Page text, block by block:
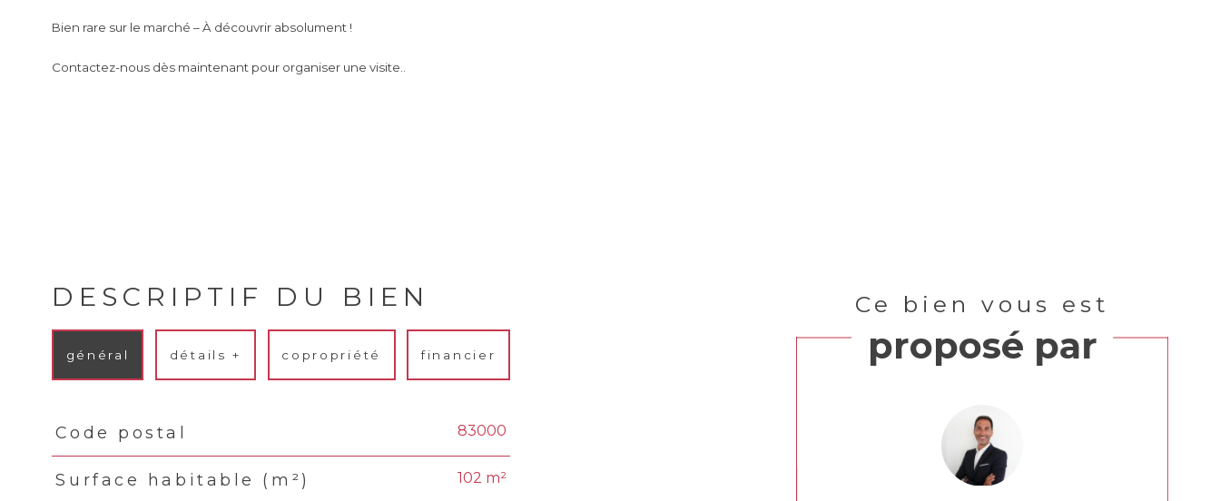
Bien rare sur le marché – À découvrir absolument !
Contactez-nous dès maintenant pour organiser une visite..
DESCRIPTIF DU BIEN
général détails + copropriété financier
TRAD_PAMPERO_Caracteristique
Code postal 83000
Surface habitable (m²) 102 m²
Ce bien vous est
proposé par